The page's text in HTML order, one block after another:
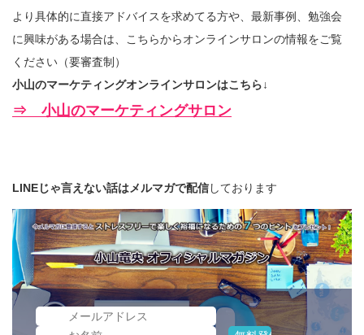
より具体的に直接アドバイスを求めてる方や、最新事例、勉強会
に興味がある場合は、こちらからオンラインサロンの情報をご覧
ください（要審査制）
小山のマーケティングオンラインサロンはこちら↓
⇒ 小山のマーケティングサロン
LINEじゃ言えない話はメルマガで配信しております